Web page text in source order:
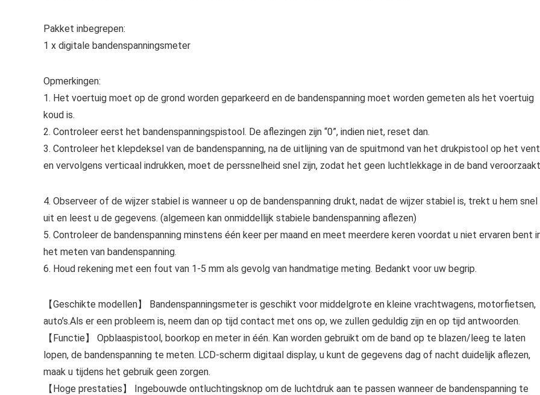
Pakket inbegrepen:
1 x digitale bandenspanningsmeter
Opmerkingen:
1. Het voertuig moet op de grond worden geparkeerd en de bandenspanning moet worden gemeten als het voertuig
koud is.
2. Controleer eerst het bandenspanningspistool. De aflezingen zijn “0”, indien niet, reset dan.
3. Controleer het klepdeksel van de bandenspanning, na de uitlijning van de spuitmond van het drukpistool op het
en vervolgens verticaal indrukken, moet de perssnelheid snel zijn, zodat het geen luchtlekkage in de band
4. Observeer of de wijzer stabiel is wanneer u op de bandenspanning drukt, nadat de wijzer stabiel is, trekt u hem snel
uit en leest u de gegevens. (algemeen kan onmiddellijk stabiele bandenspanning aflezen)
5. Controleer de bandenspanning minstens één keer per maand en meet meerdere keren voordat u niet ervaren bent
het meten van bandenspanning.
6. Houd rekening met een fout van 1-5 mm als gevolg van handmatige meting. Bedankt voor uw begrip.
【Geschikte modellen】 Bandenspanningsmeter is geschikt voor middelgrote en kleine vrachtwagens, motorfietsen,
auto’s.Als er een probleem is, neem dan op tijd contact met ons op, we zullen geduldig zijn en op tijd antwoorden.
【Functie】 Opblaaspistool, boorkop en meter in één. Kan worden gebruikt om de band op te blazen/leeg te laten
lopen, de bandenspanning te meten. LCD-scherm digitaal display, u kunt de gegevens dag of nacht duidelijk aflezen,
maak u tijdens het gebruik geen zorgen.
【Hoge prestaties】 Ingebouwde ontluchtingsknop om de luchtdruk aan te passen wanneer de bandenspanning te